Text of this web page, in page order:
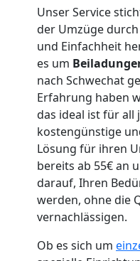
Unser Service
der Umzüge
und Einfachheit
es um
nach Schwechat
Erfahrung haben
das ideal ist für all
kostengünstige
Lösung für ihren
bereits ab 55€ an
darauf, Ihren
werden, ohne die
vernachlässigen.
Ob es sich um
Wiener
Neustadt
Möbeltaxi
Wiener